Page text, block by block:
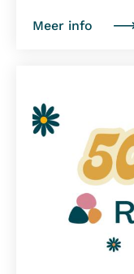
Meer info